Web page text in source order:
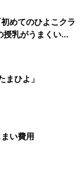
めてのひよこクラ
授乳がうまくい
トラブル 解決テ
まひよ」
い費用